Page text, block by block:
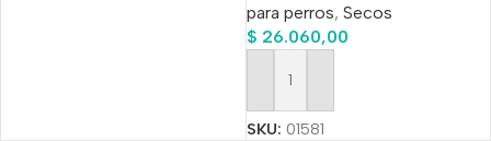
para perros, Secos
$ 26.060,00
Añadir Al Carrito
SKU: 01581